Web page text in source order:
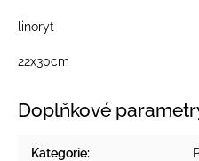
linoryt
22x30cm
Doplňkové
Kategorie: